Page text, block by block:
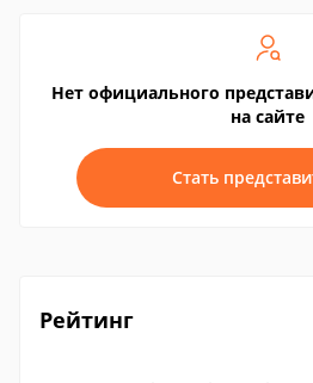
Нет официального
на сайте
Стать
Рейтинг